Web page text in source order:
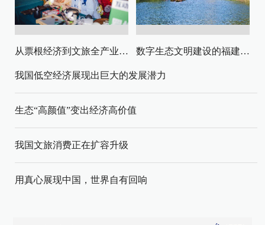
从票根经济到文旅全产业链升级 数字生态文明建设的福建路径与启示
我国低空经济展现出巨大的发展潜力
生态“高颜值”变出经济高价值
我国文旅消费正在扩容升级
用真心展现中国，世界自有回响